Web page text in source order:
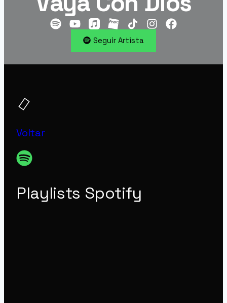
Seguir Artista
Voltar
Playlists Spotify